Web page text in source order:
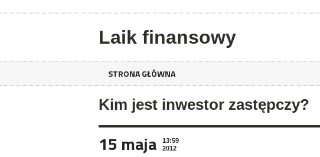
Laik finansowy
STRONA GŁÓWNA
Kim jest inwestor zastępczy?
15 maja
13:59
2012